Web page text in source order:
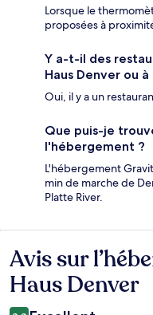
Lorsque le
proposées à
Y a-t-il des
Haus Denver ou
Oui, il y a un
Que puis-je
l'hébergement ?
L'hébergement
min de marche de
Platte River.
Avis
Avis sur
Haus Denver